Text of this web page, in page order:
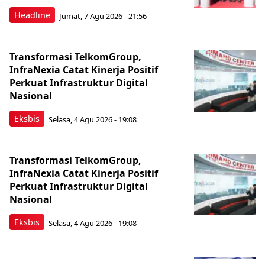
Headline Jumat, 7 Agu 2026 - 21:56
Eksbis
Transformasi TelkomGroup,
InfraNexia Catat Kinerja Positif
Perkuat Infrastruktur Digital
Nasional
Selasa, 4 Agu 2026 - 19:08
Eksbis
Transformasi TelkomGroup,
InfraNexia Catat Kinerja Positif
Perkuat Infrastruktur Digital
Nasional
Selasa, 4 Agu 2026 - 19:08